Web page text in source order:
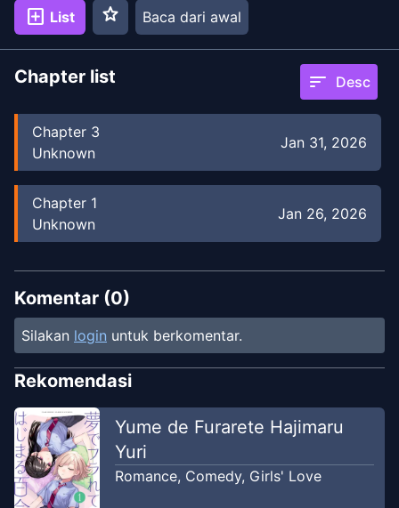
add_box List star Baca dari awal
Chapter list sort Desc
Chapter 3
Unknown
Jan 31, 2026
Chapter 1
Unknown
Jan 26, 2026
Komentar (0)
Silakan login untuk berkomentar.
Rekomendasi
Yume de Furarete Hajimaru
Yuri
Romance, Comedy, Girls' Love